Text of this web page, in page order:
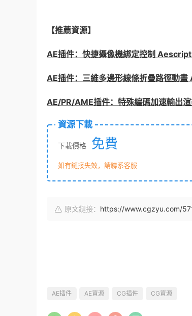
【推薦資源】
AE插件：快捷攝像機綁定控制
AE插件：三維多邊形線條折疊路徑動
AE/PR/AME插件：特殊編碼加速輸
資源下載
下載價格 免費
如有鏈接失效，請聯系客服
原文鏈接： https://www.cgzyu.com/
AE插件 AE資源 CG插件 CG資源